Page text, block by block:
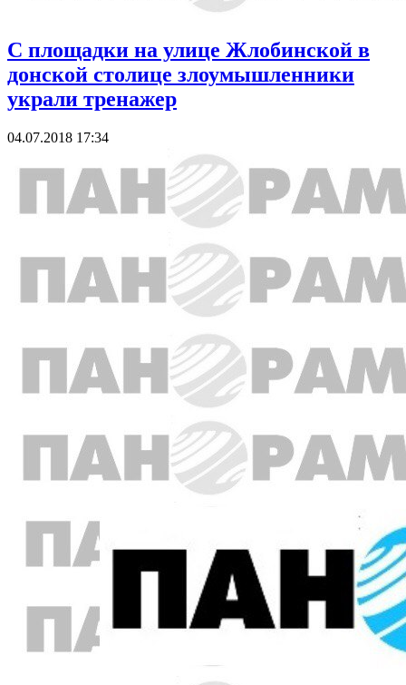
С площадки на улице Жлобинской в
донской столице злоумышленники
украли тренажер
04.07.2018 17:34